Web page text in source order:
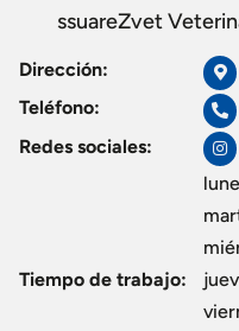
ssuareZvet
Dirección:
Teléfono:
Redes sociales:
Tiempo de trabajo: